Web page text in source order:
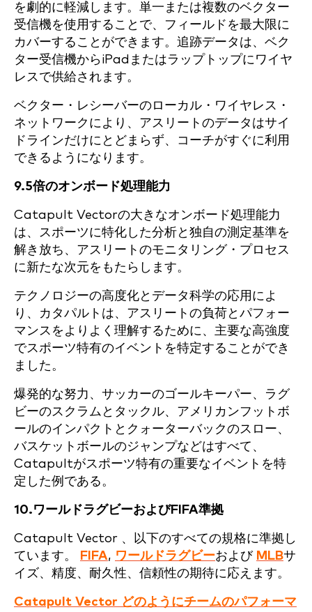
を劇的に軽減します。単一または複数のベクター
受信機を使用することで、フィールドを最大限に
カバーすることができます。追跡データは、ベク
ター受信機からiPadまたはラップトップにワイヤ
レスで供給されます。
ベクター・レシーバーのローカル・ワイヤレス・
ネットワークにより、アスリートのデータはサイ
ドラインだけにとどまらず、コーチがすぐに利用
できるようになります。
9.5倍のオンボード処理能力
Catapult Vectorの大きなオンボード処理能力
は、スポーツに特化した分析と独自の測定基準を
解き放ち、アスリートのモニタリング・プロセス
に新たな次元をもたらします。
テクノロジーの高度化とデータ科学の応用によ
り、カタパルトは、アスリートの負荷とパフォー
マンスをよりよく理解するために、主要な高強度
でスポーツ特有のイベントを特定することができ
ました。
爆発的な努力、サッカーのゴールキーパー、ラグ
ビーのスクラムとタックル、アメリカンフットボ
ールのインパクトとクォーターバックのスロー、
バスケットボールのジャンプなどはすべて、
Catapultがスポーツ特有の重要なイベントを特
定した例である。
10.ワールドラグビーおよびFIFA準拠
Catapult Vector 、以下のすべての規格に準拠し
ています。
FIFA, ワールドラグビーおよび MLBサ
イズ、精度、耐久性、信頼性の期待に応えます。
Catapult Vector どのようにチームのパフォーマ